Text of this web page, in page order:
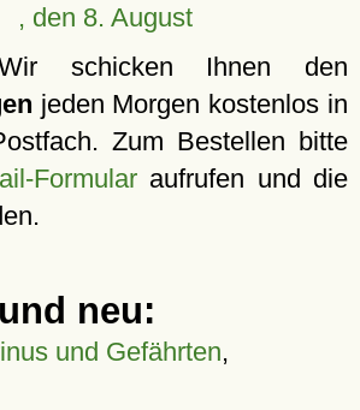
, den 8. August
schicken Ihnen den
jeden Morgen kostenlos in
Zum Bestellen bitte
Formular aufrufen und die
neu:
und Gefährten,